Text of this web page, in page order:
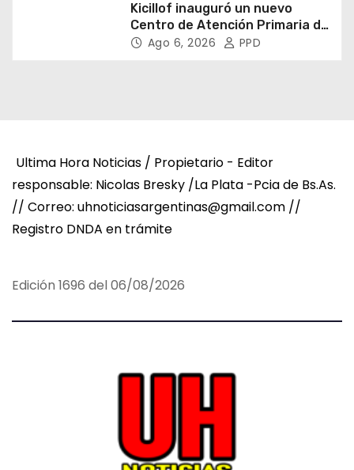
Kicillof inauguró un nuevo
Centro de Atención Primaria de
la Salud
Ago 6, 2026 PPD
Ultima Hora Noticias / Propietario - Editor
responsable: Nicolas Bresky /La Plata -Pcia de Bs.As.
// Correo: uhnoticiasargentinas@gmail.com //
Registro DNDA en trámite
Edición 1696 del 06/08/2026